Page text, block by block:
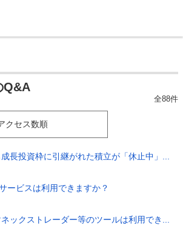
Q&A
全88件
クセス数順
長投資枠に引継がれた積立が「休止中」...
ービスは利用できますか？
ックストレーダー等のツールは利用でき...